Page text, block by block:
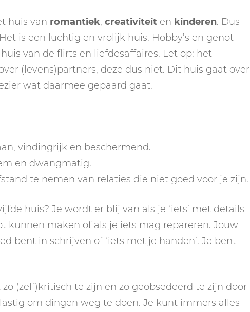
huis van romantiek, creativiteit en kinderen. Dus
is een luchtig en vrolijk huis. Hobby’s en genot
van de flirts en liefdesaffaires. Let op: het
(levens)partners, deze dus niet. Dit huis gaat over
wat daarmee gepaard gaat.
vindingrijk en beschermend.
en dwangmatig.
te nemen van relaties die niet goed voor je zijn.
huis? Je wordt er blij van als je ‘iets’ met details
kunnen maken of als je iets mag repareren. Jouw
bent in schrijven of ‘iets met je handen’. Je bent
(zelf)kritisch te zijn en zo geobsedeerd te zijn door
om dingen weg te doen. Je kunt immers alles